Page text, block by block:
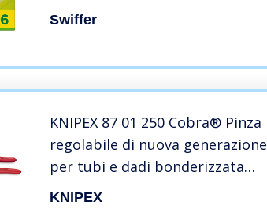
96 Pezzi )
Swiffer
KNIPEX 87 01 250 Cobra® Pinza
regolabile di nuova generazione
per tubi e dadi bonderizzata
grigia rivestiti in resina sintetica
KNIPEX